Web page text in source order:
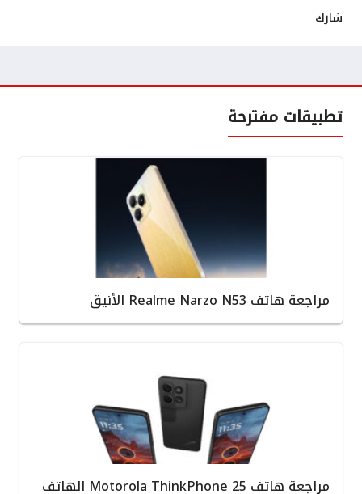
شارك
تطبيقات مفترحة
مراجعة هاتف Realme Narzo N53 الأنيق
مراجعة هاتف Motorola ThinkPhone 25 الهاتف